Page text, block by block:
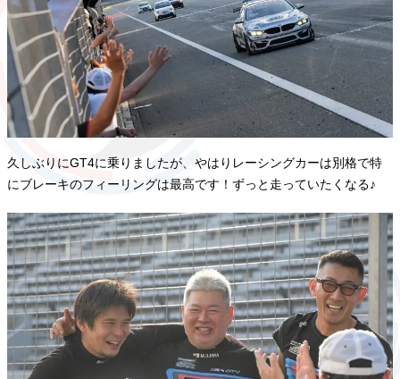
久しぶりにGT4に乗りましたが、やはりレーシングカーは別格で特
にブレーキのフィーリングは最高です！ずっと走っていたくなる♪